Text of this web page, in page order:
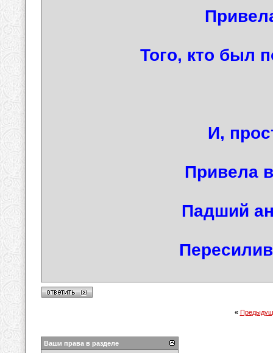
Того, кто был
И,
Привела
Падший
«
Ваши права в разделе